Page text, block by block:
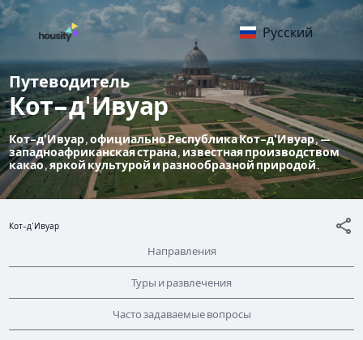
Русский
Путеводитель
Кот-д'Ивуар
Кот-д'Ивуар, официально Республика Кот-д'Ивуар, —
западноафриканская страна, известная производством
какао, яркой культурой и разнообразной природой.
Кот-д'Ивуар
Направления
Туры и развлечения
Часто задаваемые вопросы